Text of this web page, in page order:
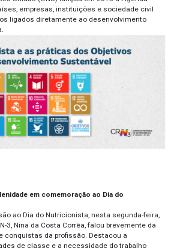
empresas, instituições e sociedade civil
ligados diretamente ao desenvolvimento
em comemoração ao Dia do
ao Dia do Nutricionista, nesta segunda-feira,
3, Nina da Costa Corrêa, falou brevemente da
conquistas da profissão. Destacou a
de classe e a necessidade do trabalho